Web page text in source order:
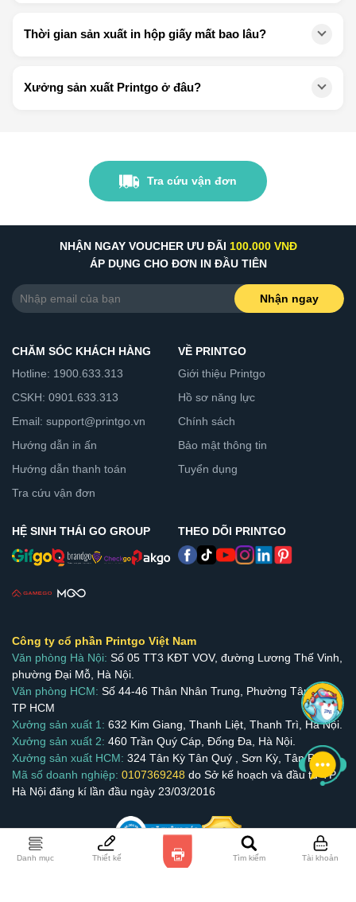
Thời gian sản xuất in hộp giấy mất bao lâu?
Xưởng sản xuất Printgo ở đâu?
Tra cứu vận đơn
NHẬN NGAY VOUCHER ƯU ĐÃI 100.000 VNĐ
ÁP DỤNG CHO ĐƠN IN ĐẦU TIÊN
Nhận ngay
CHĂM SÓC KHÁCH HÀNG
Hotline: 1900.633.313
CSKH: 0901.633.313
Email: support@printgo.vn
Hướng dẫn in ấn
Hướng dẫn thanh toán
Tra cứu vận đơn
VỀ PRINTGO
Giới thiệu Printgo
Hồ sơ năng lực
Chính sách
Bảo mật thông tin
Tuyển dụng
HỆ SINH THÁI GO GROUP THEO DÕI PRINTGO
Công ty cổ phần Printgo Việt Nam
Văn phòng Hà Nội: Số 05 TT3 KĐT VOV, đường Lương Thế Vinh,
phường Đại Mỗ, Hà Nội.
Văn phòng HCM: Số 44-46 Thân Nhân Trung, Phường Tân Bình,
TP HCM
Xưởng sản xuất 1: 632 Kim Giang, Thanh Liệt, Thanh Trì, Hà Nội.
Xưởng sản xuất 2: 460 Trần Quý Cáp, Đống Đa, Hà Nội.
Xưởng sản xuất HCM: 324 Tân Kỳ Tân Quý , Sơn Kỳ, Tân Phú.
Mã số doanh nghiệp: 0107369248 do Sở kế hoạch và đầu tư TP.
Hà Nội đăng kí lần đầu ngày 23/03/2016
Danh mục Thiết kế Tìm kiếm Tài khoản